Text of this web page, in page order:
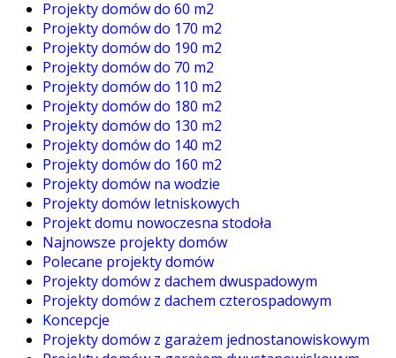
Projekty domów do 60 m2
Projekty domów do 170 m2
Projekty domów do 190 m2
Projekty domów do 70 m2
Projekty domów do 110 m2
Projekty domów do 180 m2
Projekty domów do 130 m2
Projekty domów do 140 m2
Projekty domów do 160 m2
Projekty domów na wodzie
Projekty domów letniskowych
Projekt domu nowoczesna stodoła
Najnowsze projekty domów
Polecane projekty domów
Projekty domów z dachem dwuspadowym
Projekty domów z dachem czterospadowym
Koncepcje
Projekty domów z garażem jednostanowiskowym